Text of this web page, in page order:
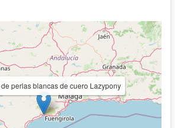
perlas blancas de cuero Lazypony